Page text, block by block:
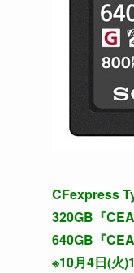
CFexpress
320GB『
640GB『
※10月4日(火